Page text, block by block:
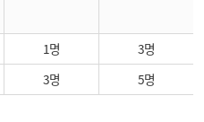
1명
3명
3명 5명